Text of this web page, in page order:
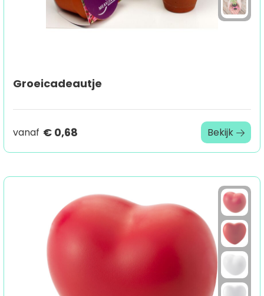
Groeicadeautje
vanaf € 0,68 Bekijk